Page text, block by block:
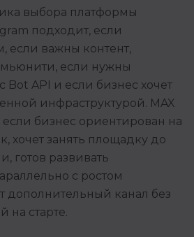
выбора платформы
подходит, если
если важны контент,
если нужны
Bot API и если бизнес хочет
инфраструктурой. MAX
если бизнес ориентирован на
хочет занять площадку до
готов развивать
с ростом
дополнительный канал без
на старте.